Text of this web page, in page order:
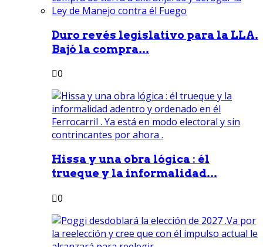
Duro revés legislativo para la LLA.
Bajó la compra...
0
Hissa y una obra lógica : él
trueque y la informalidad...
0